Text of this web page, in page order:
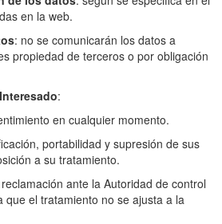
en la web.
: no se comunicarán los datos a
propiedad de terceros o por obligación
:
en cualquier momento.
portabilidad y supresión de sus
a su tratamiento.
ante la Autoridad de control
que el tratamiento no se ajusta a la